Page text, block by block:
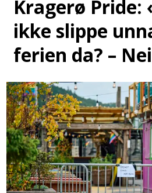
Kragerø Pride:
ikke slippe
ferien da? –